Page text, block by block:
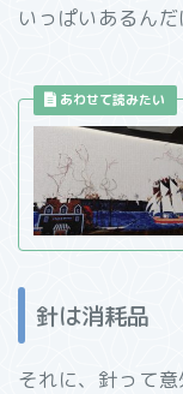
いっぱいあるん
針は消耗品
それに、針って